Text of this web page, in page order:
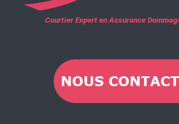
Courtier Expert en Assurance